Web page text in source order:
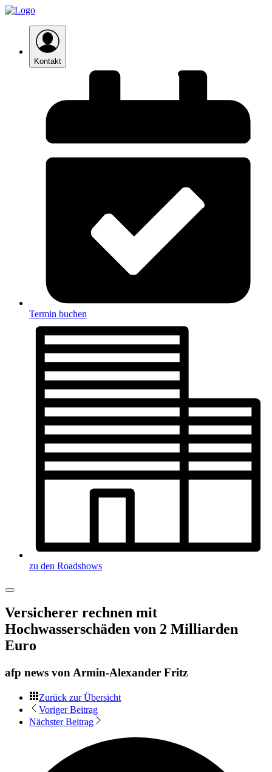
Kontakt
Termin buchen
zu den Roadshows
Versicherer rechnen mit
Hochwasserschäden von 2 Milliarden
Euro
afp news von Armin-Alexander Fritz
Zurück zur Übersicht
Voriger Beitrag
Nächster Beitrag